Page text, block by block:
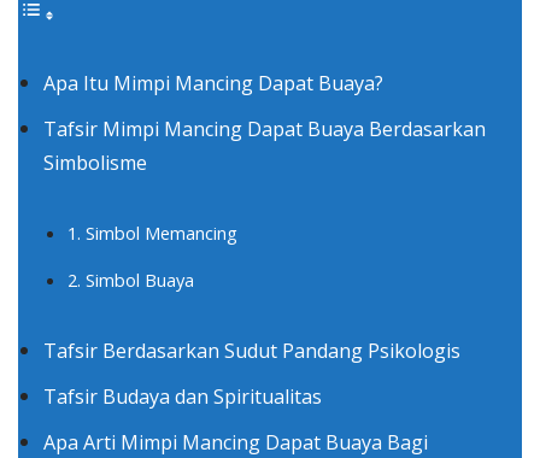
Apa Itu Mimpi Mancing Dapat Buaya?
Tafsir Mimpi Mancing Dapat Buaya Berdasarkan
Simbolisme
1. Simbol Memancing
2. Simbol Buaya
Tafsir Berdasarkan Sudut Pandang Psikologis
Tafsir Budaya dan Spiritualitas
Apa Arti Mimpi Mancing Dapat Buaya Bagi